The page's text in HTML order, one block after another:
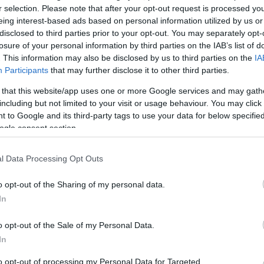
selection. Please note that after your opt-out request is processed
interest-based ads based on personal information utilized by us
to third parties prior to your opt-out. You may separately
of your personal information by third parties on the IAB’s list of
This information may also be disclosed by us to third parties on the
Participants that may further disclose it to other third parties.
that this website/app uses one or more Google services and may
but not limited to your visit or usage behaviour. You may
to Google and its third-party tags to use your data for below
consent section.
Data Processing Opt Outs
opt-out of the Sharing of my personal data.
opt-out of the Sale of my Personal Data.
opt-out of processing my Personal Data for Targeted
szerint a program központi helyszíne idén is a
háromszázan rohantak egyszerre a Dunába,
és Szerbiában is ekkor megrendezett Európa
az öt országon átnyúló Mura-Dráva-Duna
Heresznye, Sződliget, Gyermely, Kisoroszi,
Ibrány, Túristvándi, valamint Törökszentmiklós,
egy évtizedes múltra tekint vissza, első alkalommal
akik 22 ország 31 folyójába ugrottak be